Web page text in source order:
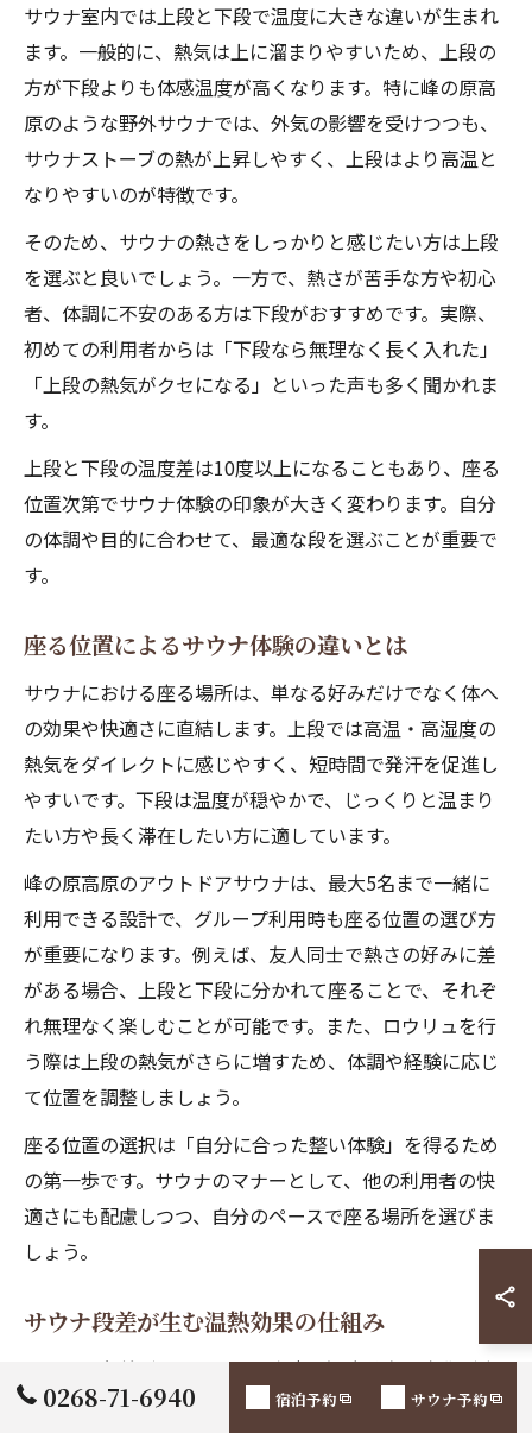
サウナ室内では上段と下段で温度に大きな違いが生まれ
ます。一般的に、熱気は上に溜まりやすいため、上段の
方が下段よりも体感温度が高くなります。特に峰の原高
原のような野外サウナでは、外気の影響を受けつつも、
サウナストーブの熱が上昇しやすく、上段はより高温と
なりやすいのが特徴です。
そのため、サウナの熱さをしっかりと感じたい方は上段
を選ぶと良いでしょう。一方で、熱さが苦手な方や初心
者、体調に不安のある方は下段がおすすめです。実際、
初めての利用者からは「下段なら無理なく長く入れた」
「上段の熱気がクセになる」といった声も多く聞かれま
す。
上段と下段の温度差は10度以上になることもあり、座る
位置次第でサウナ体験の印象が大きく変わります。自分
の体調や目的に合わせて、最適な段を選ぶことが重要で
す。
座る位置によるサウナ体験の違いとは
サウナにおける座る場所は、単なる好みだけでなく体へ
の効果や快適さに直結します。上段では高温・高湿度の
熱気をダイレクトに感じやすく、短時間で発汗を促進し
やすいです。下段は温度が穏やかで、じっくりと温まり
たい方や長く滞在したい方に適しています。
峰の原高原のアウトドアサウナは、最大5名まで一緒に
利用できる設計で、グループ利用時も座る位置の選び方
が重要になります。例えば、友人同士で熱さの好みに差
がある場合、上段と下段に分かれて座ることで、それぞ
れ無理なく楽しむことが可能です。また、ロウリュを行
う際は上段の熱気がさらに増すため、体調や経験に応じ
て位置を調整しましょう。
座る位置の選択は「自分に合った整い体験」を得るため
の第一歩です。サウナのマナーとして、他の利用者の快
適さにも配慮しつつ、自分のペースで座る場所を選びま
しょう。
サウナ段差が生む温熱効果の仕組み
サウナの段差があることで、室内の温度分布に変化が生
まれます。これは、熱い空気が上へ、冷たい空気が下へ
0268-71-6940 宿泊予約 サウナ予約